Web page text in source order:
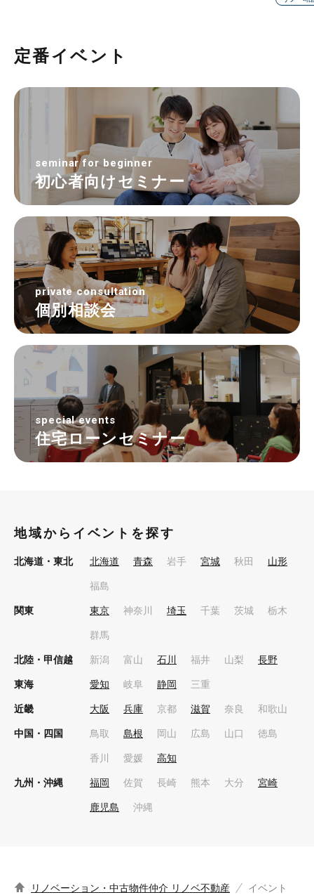
定番イベント
seminar for beginner
初心者向けセミナー
private consultation
個別相談会
special events
住宅ローンセミナー
地域からイベントを探す
北海道・東北 北海道 青森 岩手 宮城 秋田 山形
福島
関東 東京 神奈川 埼玉 千葉 茨城 栃木
群馬
北陸・甲信越 新潟 富山 石川 福井 山梨 長野
東海 愛知 岐阜 静岡 三重
近畿 大阪 兵庫 京都 滋賀 奈良 和歌山
中国・四国 鳥取 島根 岡山 広島 山口 徳島
香川 愛媛 高知
九州・沖縄 福岡 佐賀 長崎 熊本 大分 宮崎
鹿児島 沖縄
リノベーション・中古物件仲介 リノベ不動産 イベント